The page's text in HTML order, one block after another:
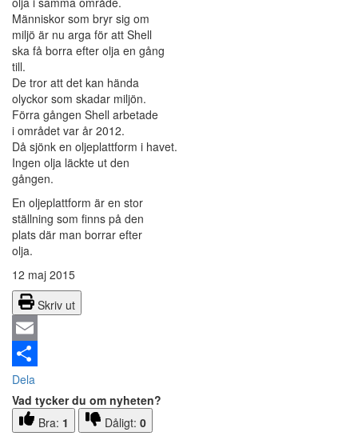
Människor som bryr sig om
miljö är nu arga för att Shell
ska få borra efter olja en gång
till.
De tror att det kan hända
olyckor som skadar miljön.
Förra gången Shell arbetade
i området var år 2012.
Då sjönk en oljeplattform i havet.
Ingen olja läckte ut den
gången.
En oljeplattform är en stor
ställning som finns på den
plats där man borrar efter
olja.
12 maj 2015
Skriv ut
Email
Dela
Vad tycker du om nyheten?
Bra: 1 Dåligt: 0